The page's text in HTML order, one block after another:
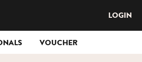
LOGIN
VOUCHER